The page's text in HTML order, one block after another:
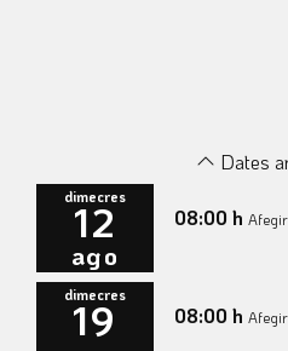
Dates
dimecres
12
ago
08:00 h
dimecres
19 08:00 h